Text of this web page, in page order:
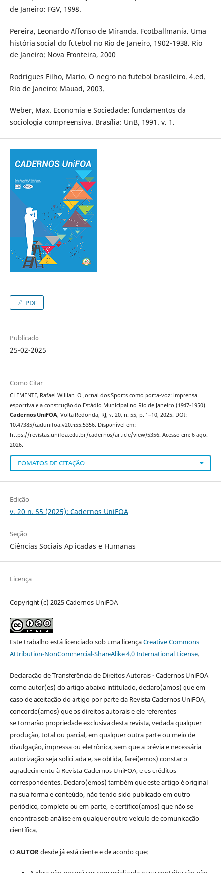
de Janeiro: FGV, 1998.
Pereira, Leonardo Affonso de Miranda. Footballmania. Uma
história social do futebol no Rio de Janeiro, 1902-1938. Rio
de Janeiro: Nova Fronteira, 2000
Rodrigues Filho, Mario. O negro no futebol brasileiro. 4.ed.
Rio de Janeiro: Mauad, 2003.
Weber, Max. Economia e Sociedade: fundamentos da
sociologia compreensiva. Brasília: UnB, 1991. v. 1.
PDF
Publicado
25-02-2025
Como Citar
CLEMENTE, Rafael Willian. O Jornal dos Sports como porta-voz: imprensa
esportiva e a construção do Estádio Municipal no Rio de Janeiro (1947-1950).
Cadernos UniFOA, Volta Redonda, RJ, v. 20, n. 55, p. 1–10, 2025. DOI:
10.47385/cadunifoa.v20.n55.5356. Disponível em:
https://revistas.unifoa.edu.br/cadernos/article/view/5356. Acesso em: 6 ago.
2026.
FOMATOS DE CITAÇÃO
Edição
v. 20 n. 55 (2025): Cadernos UniFOA
Seção
Ciências Sociais Aplicadas e Humanas
Licença
Copyright (c) 2025 Cadernos UniFOA
Este trabalho está licenciado sob uma licençaCreative Commons
Attribution-NonCommercial-ShareAlike 4.0 International License.
Declaração de Transferência de Direitos Autorais - Cadernos UniFOA
como autor(es) do artigo abaixo intitulado, declaro(amos) que em
caso de aceitação do artigo por parte da Revista Cadernos UniFOA,
concordo(amos) que os direitos autorais e ele referentes
se tornarão propriedade exclusiva desta revista, vedada qualquer
produção, total ou parcial, em qualquer outra parte ou meio de
divulgação, impressa ou eletrônica, sem que a prévia e necessária
autorização seja solicitada e, se obtida, farei(emos) constar o
agradecimento à Revista Cadernos UniFOA, e os créditos
correspondentes. Declaro(emos) também que este artigo é original
na sua forma e conteúdo, não tendo sido publicado em outro
periódico, completo ou em parte, e certifico(amos) que não se
encontra sob análise em qualquer outro veículo de comunicação
científica.
OAUTORdesde já está ciente e de acordo que: